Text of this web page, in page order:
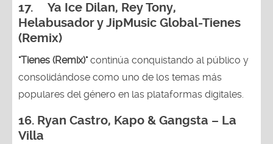
17. Ya Ice Dilan, Rey Tony,
Helabusador y JipMusic Global-Tienes
(Remix)
"Tienes (Remix)"continúa conquistando al público y
consolidándose como uno de los temas más
populares del género en las plataformas digitales.
16. Ryan Castro, Kapo & Gangsta – La
Villa